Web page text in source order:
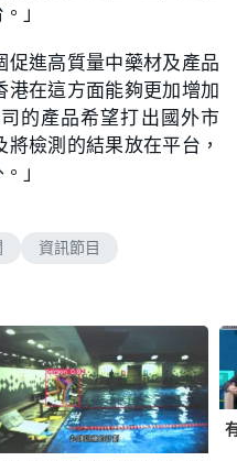
」
進高質量中藥材及產品
港在這方面能夠更加增加
的產品希望打出國外市
檢測的結果放在平台，
」
資訊節目